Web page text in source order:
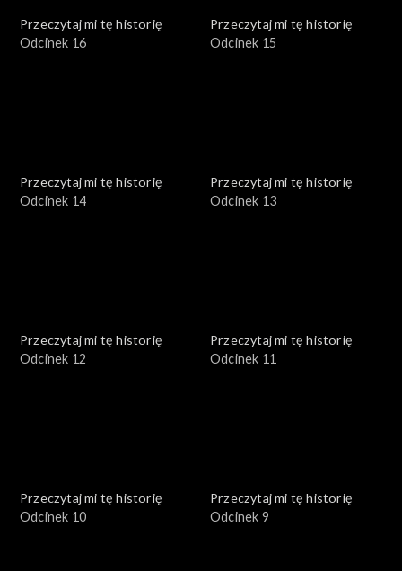
Przeczytaj mi tę historię
Odcinek 16
Przeczytaj mi tę historię
Odcinek 15
Przeczytaj mi tę historię
Odcinek 14
Przeczytaj mi tę historię
Odcinek 13
Przeczytaj mi tę historię
Odcinek 12
Przeczytaj mi tę historię
Odcinek 11
Przeczytaj mi tę historię
Odcinek 10
Przeczytaj mi tę historię
Odcinek 9